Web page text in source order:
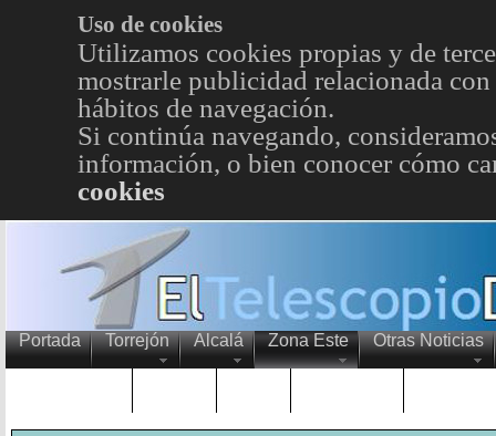
Uso de cookies
Utilizamos cookies propias y de
mostrarle publicidad relacionada
hábitos de navegación.
Si continúa navegando,
información, o bien conocer cómo
cookies
Portada Torrejón Alcalá Zona Este Otras Noticias